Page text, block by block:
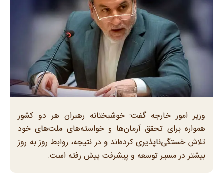
وزیر امور خارجه گفت: خوشبختانه رهبران هر دو کشور
همواره برای تحقق آرمان‌ها و خواسته‌های ملت‌های خود
تلاش خستگی‌ناپذیری کرده‌اند و در نتیجه، روابط روز به روز
بیشتر در مسیر توسعه و پیشرفت پیش رفته است.